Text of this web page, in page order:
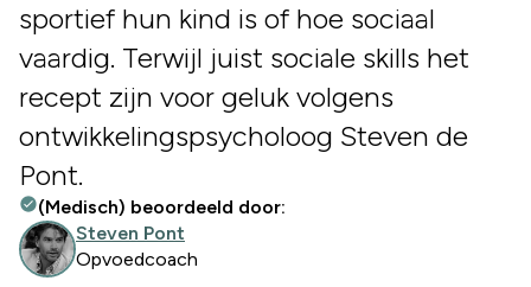
sportief hun kind is of hoe sociaal
vaardig. Terwijl juist sociale skills het
recept zijn voor geluk volgens
ontwikkelingspsycholoog Steven de
Pont.
(Medisch) beoordeeld door:
Steven Pont
Opvoedcoach